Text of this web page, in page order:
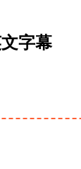
字幕